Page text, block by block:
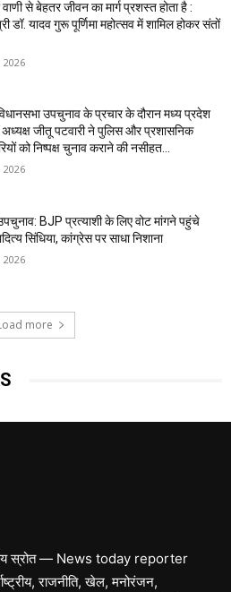
से बेहतर जीवन का मार्ग प्रशस्त होता है :
डॉ. यादव गुरू पूर्णिमा महोत्सव में शामिल होकर संतों
2026
उपचुनाव के प्रचार के दौरान मध्य प्रदेश
जीतू पटवारी ने पुलिस और प्रशासनिक
को निष्पक्ष चुनाव कराने की नसीहत...
2026
BJP प्रत्याशी के लिए वोट मांगने पहुंचे
सिंधिया, कांग्रेस पर साधा निशाना
2026
more
स्रोत — News today reporter
राजनीति, खेल, मनोरंजन,